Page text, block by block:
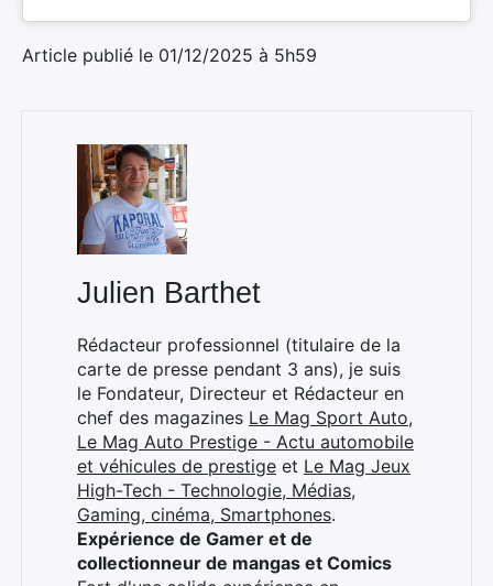
Article publié le 01/12/2025 à 5h59
Julien Barthet
Rédacteur professionnel (titulaire de la
carte de presse pendant 3 ans), je suis
le Fondateur, Directeur et Rédacteur en
chef des magazines Le Mag Sport Auto,
Le Mag Auto Prestige - Actu automobile
et véhicules de prestige et Le Mag Jeux
High-Tech - Technologie, Médias,
Gaming, cinéma, Smartphones.
Expérience de Gamer et de
collectionneur de mangas et Comics
Rechercher